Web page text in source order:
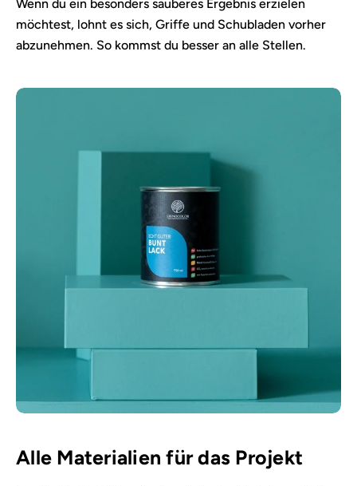
Wenn du ein besonders sauberes Ergebnis erzielen
möchtest, lohnt es sich, Griffe und Schubladen vorher
abzunehmen. So kommst du besser an alle Stellen.
Alle Materialien für das Projekt